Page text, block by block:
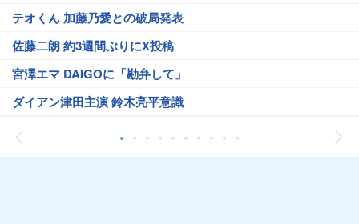
テオくん 加藤乃愛との破局発表
佐藤二朗 約3週間ぶりにX投稿
宮澤エマ DAIGOに「勘弁して」
ダイアン津田主演 鈴木亮平意識